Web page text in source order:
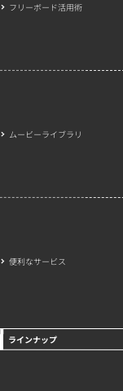
フリーボード活用術
ムービーライブラリ
便利なサービス
ラインナップ